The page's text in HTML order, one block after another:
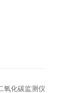
氧化碳监测仪